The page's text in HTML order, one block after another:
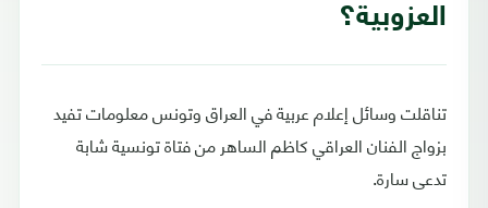
العزوبية؟
تناقلت وسائل إعلام عربية في العراق وتونس معلومات تفيد
بزواج الفنان العراقي كاظم الساهر من فتاة تونسية شابة
تدعى سارة.